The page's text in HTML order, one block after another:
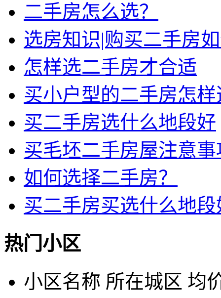
二手房怎么选？
选房知识|购买二手房
怎样选二手房才合适
买小户型的二手房怎样
买二手房选什么地段好
买毛坯二手房屋注意事
如何选择二手房？
买二手房买选什么地段
热门小区
小区名称 所在城区 均